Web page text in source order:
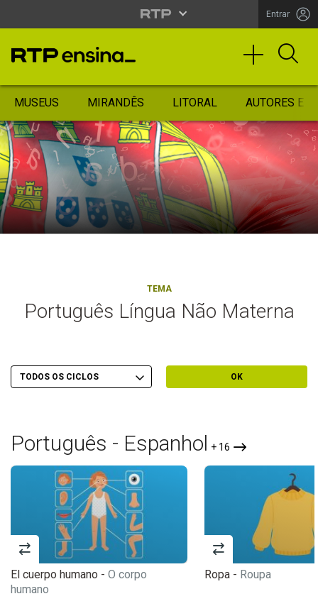
Entrar
MUSEUS MIRANDÊS LITORAL AUTORES
TEMA
Português Língua Não Materna
Filtrar por Ciclo
Escolher Ciclo OK
Português - Espanhol + 16
El cuerpo humano - O corpo
humano
Ropa - Roupa